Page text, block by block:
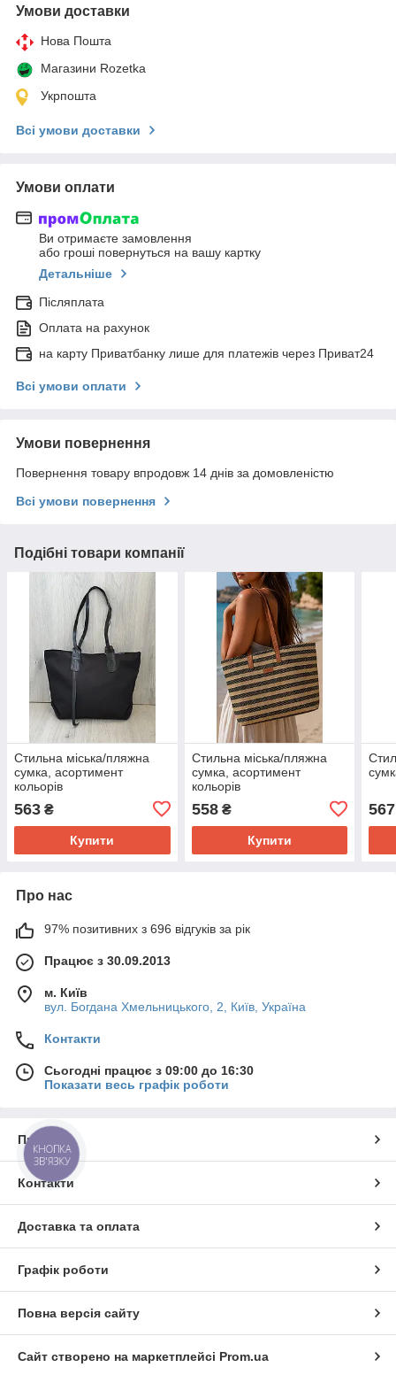
Умови доставки
Нова Пошта
Магазини Rozetka
Укрпошта
Всі умови доставки
Умови оплати
Ви отримаєте замовлення
або гроші повернуться на вашу картку
Детальніше
Післяплата
Оплата на рахунок
на карту Приватбанку лише для платежів через Приват24
Всі умови оплати
Умови повернення
Повернення товару впродовж 14 днів за домовленістю
Всі умови повернення
Подібні товари компанії
Стильна міська/пляжна
сумка, асортимент
кольорів
563 ₴
Купити
Стильна міська/пляжна
сумка, асортимент
кольорів
558₴
Купити
567
Про нас
97% позитивних з 696 відгуків за рік
Працює з 30.09.2013
м. Київ
вул. Богдана Хмельницького, 2, Київ, Україна
Контакти
Сьогодні працює з 09:00 до 16:30
Показати весь графік роботи
Про нас
Контакти
Доставка та оплата
Графік роботи
Повна версія сайту
Сайт створено на маркетплейсі Prom.ua
КНОПКА
ЗВ'ЯЗКУ